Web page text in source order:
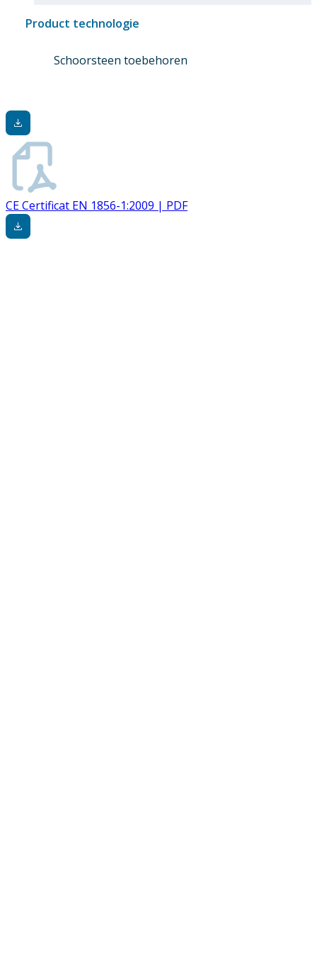
Product technologie
Schoorsteen toebehoren
CE Certificat EN 1856-1:2009 | PDF